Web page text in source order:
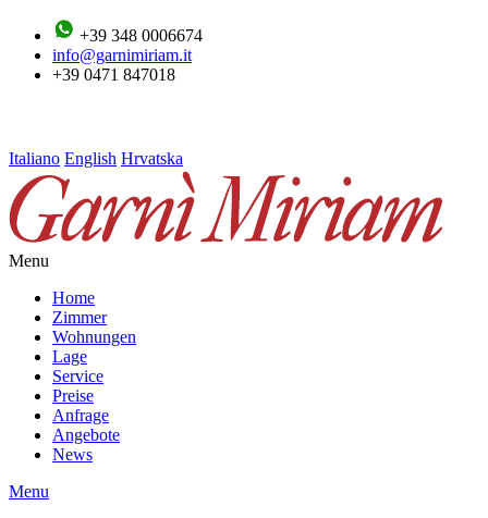
+39 348 0006674
info@garnimiriam.it
+39 0471 847018
Italiano English Hrvatska
Menu
Home
Zimmer
Wohnungen
Lage
Service
Preise
Anfrage
Angebote
News
Menu